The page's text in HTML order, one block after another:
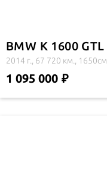
BMW K 1600 GTL
2014 г., 67 720 км., 1650см
1 095 000